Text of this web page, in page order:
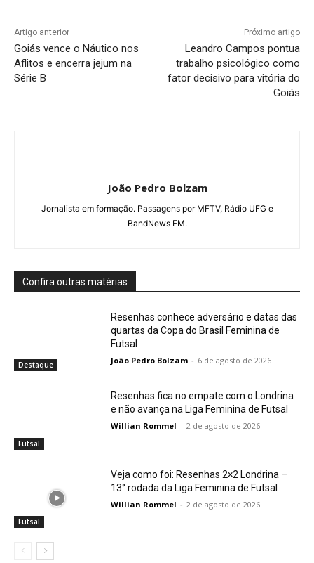
Artigo anterior
Goiás vence o Náutico nos
Aflitos e encerra jejum na
Série B
Próximo artigo
Leandro Campos pontua
trabalho psicológico como
fator decisivo para vitória do
Goiás
João Pedro Bolzam
Jornalista em formação. Passagens por MFTV, Rádio UFG e
BandNews FM.
Confira outras matérias
Destaque
Resenhas conhece adversário e datas das
quartas da Copa do Brasil Feminina de
Futsal
João Pedro Bolzam - 6 de agosto de 2026
Futsal
Resenhas fica no empate com o Londrina
e não avança na Liga Feminina de Futsal
Willian Rommel - 2 de agosto de 2026
Futsal
Veja como foi: Resenhas 2×2 Londrina –
13° rodada da Liga Feminina de Futsal
Willian Rommel - 2 de agosto de 2026